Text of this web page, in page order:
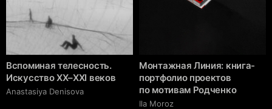
Вспоминая телесность.
Искусство XX–XXI веков
Anastasiya Denisova
Монтажная Линия: книга-
портфолио проектов
по мотивам Родченко
Ila Moroz